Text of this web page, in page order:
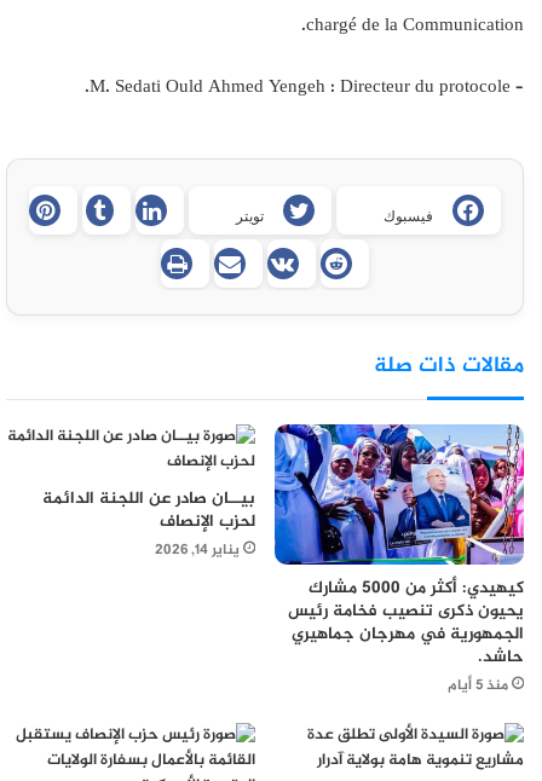
chargé de la Communication.
– M. Sedati Ould Ahmed Yengeh : Directeur du protocole.
فيسبوك تويتر
مقالات ذات صلة
كيهيدي: أكثر من 5000 مشارك
يحيون ذكرى تنصيب فخامة رئيس
الجمهورية في مهرجان جماهيري
حاشد.
منذ 5 أيام
بيــان صادر عن اللجنة الدائمة
لحزب الإنصاف
يناير 14, 2026